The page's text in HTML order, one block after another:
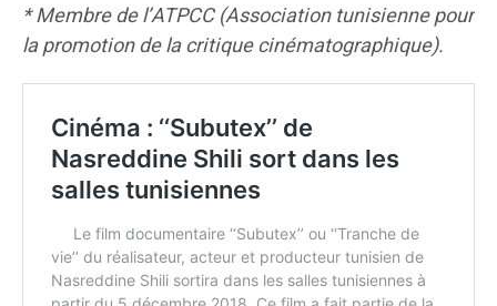
* Membre de l’ATPCC (Association tunisienne pour
la promotion de la critique cinématographique).